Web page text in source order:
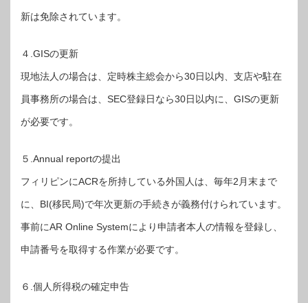
新は免除されています。
４.GISの更新
現地法人の場合は、定時株主総会から30日以内、支店や駐在
員事務所の場合は、SEC登録日なら30日以内に、GISの更新
が必要です。
５.Annual reportの提出
フィリピンにACRを所持している外国人は、毎年2月末まで
に、BI(移民局)で年次更新の手続きが義務付けられています。
事前にAR Online Systemにより申請者本人の情報を登録し、
申請番号を取得する作業が必要です。
６.個人所得税の確定申告